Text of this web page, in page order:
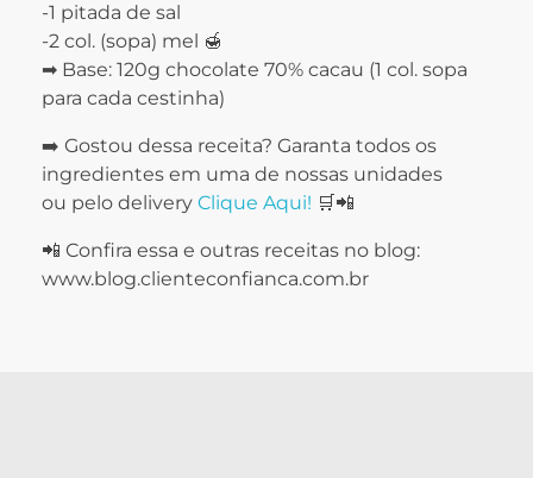
-1 pitada de sal
-2 col. (sopa) mel 🍯
➡ Base: 120g chocolate 70% cacau (1 col. sopa
para cada cestinha)
➡️ Gostou dessa receita? Garanta todos os
ingredientes em uma de nossas unidades
ou pelo delivery Clique Aqui! 🛒📲
📲 Confira essa e outras receitas no blog:
www.blog.clienteconfianca.com.br